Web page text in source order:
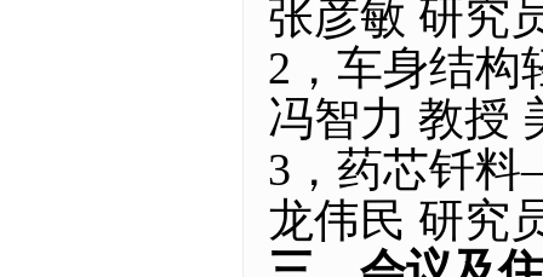
张彦敏 研究
2，车身结构
冯智力 教授
3，药芯钎
龙伟民 研究